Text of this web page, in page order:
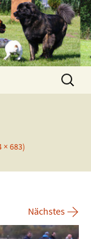
Suchen
nach:
683)
Nächstes →